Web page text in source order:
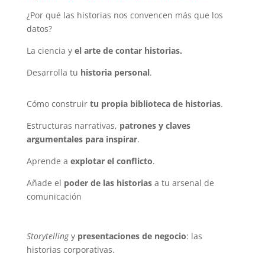
¿Por qué las historias nos convencen más que los
datos?
La ciencia y el arte de contar historias.
Desarrolla tu historia personal.
Cómo construir tu propia biblioteca de historias.
Estructuras narrativas, patrones y claves
argumentales para inspirar.
Aprende a explotar el conflicto.
Añade el poder de las historiasa tu arsenal de
comunicación
Storytellingy presentaciones de negocio: las
historias corporativas.